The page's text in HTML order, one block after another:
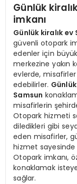
Günlük
imkanı
Günlük kiralık ev
güvenli otopark
edenler için
merkezine yakın
evlerde, misafirler
edebilirler.
Samsun
misafirlerin
Otopark hizmeti
diledikleri gibi
eden misafirler,
hizmet sayesinde
Otopark imkanı,
konaklamak
sağlar.